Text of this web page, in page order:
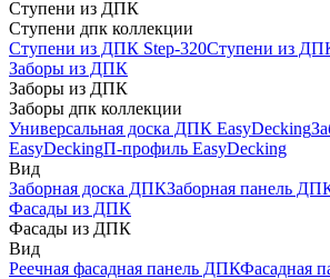
Ступени из ДПК
Ступени дпк коллекции
Ступени из ДПК Step-320Ступени из
Заборы из ДПК
Заборы из ДПК
Заборы дпк коллекции
Универсальная доска ДПК EasyDecking
EasyDeckingП-профиль EasyDecking
Вид
Заборная доска ДПКЗаборная панель
Фасады из ДПК
Фасады из ДПК
Вид
Реечная фасадная панель ДПКФасадная